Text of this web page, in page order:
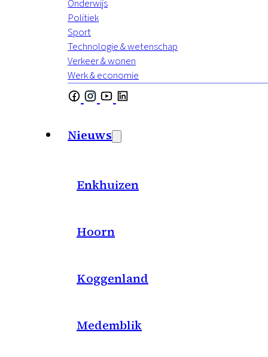
Onderwijs
Politiek
Sport
Technologie & wetenschap
Verkeer & wonen
Werk & economie
Nieuws
Enkhuizen
Hoorn
Koggenland
Medemblik